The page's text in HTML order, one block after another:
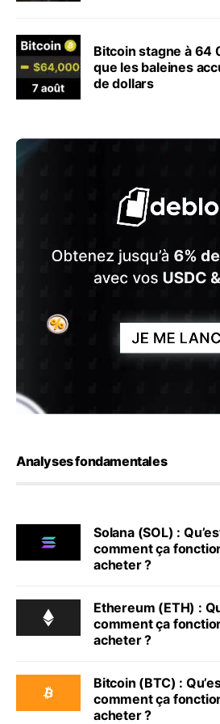
Bitcoin stagne à 64
que les baleines
de dollars
Analyses fondamentales
Solana (SOL) :
comment ça
acheter ?
Ethereum (ETH) :
comment ça
acheter ?
Bitcoin (BTC) :
comment ça
acheter ?